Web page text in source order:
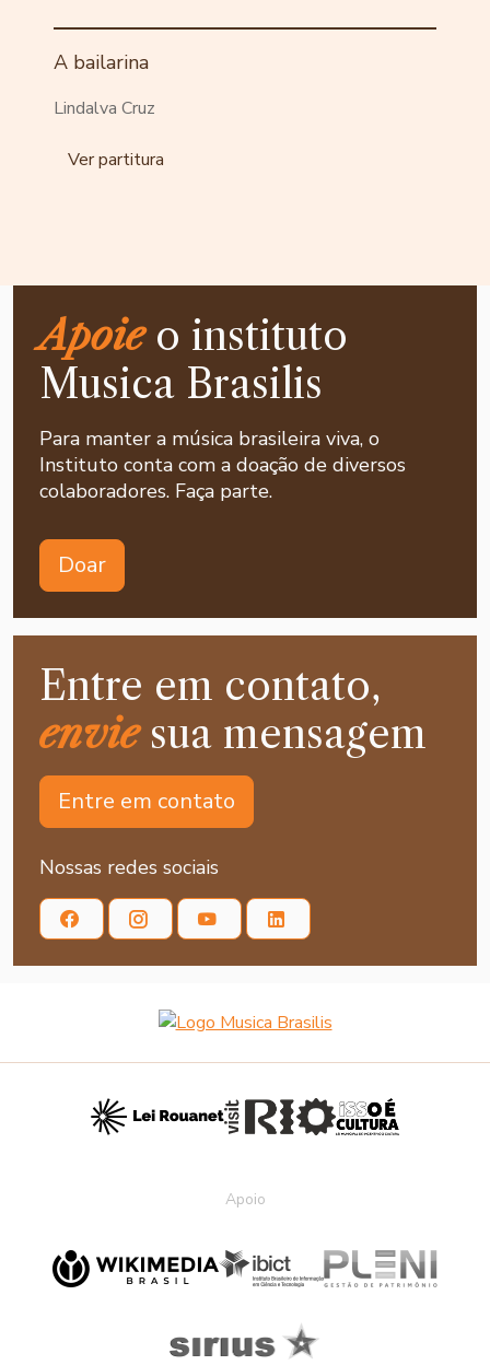
A bailarina
Lindalva Cruz
Ver partitura
Apoieo instituto
Musica Brasilis
Para manter a música brasileira viva, o
Instituto conta com a doação de diversos
colaboradores. Faça parte.
Doar
Entre em contato,
enviesua mensagem
Entre em contato
Nossas redes sociais
Apoio